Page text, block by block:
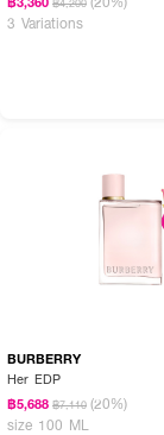
3 Variations
BURBERRY
Her EDP
฿5,688 ฿7,110 (20%)
size 100 ML